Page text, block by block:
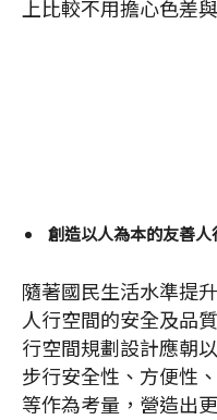
上比較不用擔心色差
創造以人為本的友善
隨著國民生活水準提
人行空間的安全及品
行空間規劃設計應朝
步行安全性、方便性
等作為考量，營造出